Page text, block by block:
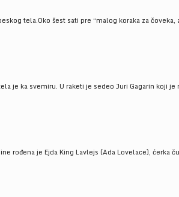
tela.Oko šest sati pre “malog koraka za
je ka svemiru. U raketi je sedeo Juri Gagarin koji
rođena je Ejda King Lavlejs (Ada Lovelace), ćerka